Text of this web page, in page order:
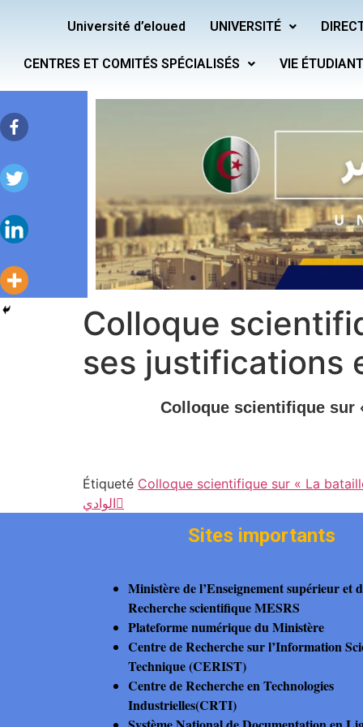
Université d’eloued UNIVERSITÉ
CENTRES ET COMITÉS SPÉCIALISÉS VIE
Colloque
ses justifications
Colloque scientifique sur
Étiqueté Colloque scientifique sur « La
الوادي
Sites importants
Ministère de l’Enseignement supérieur et
Recherche scientifique MESRS
Plateforme numérique du Ministère
Centre de Recherche sur l’Information
Technique (CERIST)
Centre de Recherche en Technologies
Industrielles(CRTI)